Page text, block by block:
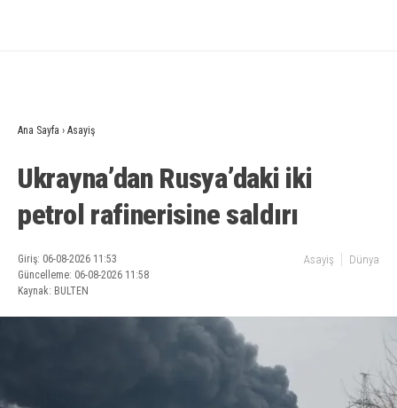
Ana Sayfa › Asayiş
Ukrayna’dan Rusya’daki iki
petrol rafinerisine saldırı
Giriş: 06-08-2026 11:53
Güncelleme: 06-08-2026 11:58
Kaynak: BULTEN
Asayiş Dünya